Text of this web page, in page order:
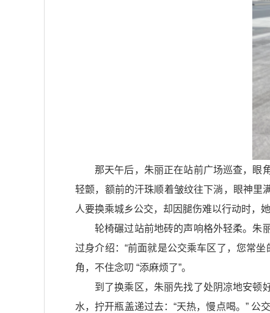
那天午后，朱丽正在站前广场巡查，眼
轻颤，额前的汗珠顺着皱纹往下淌，眼神里
人要换乘城乡公交，却因腿伤难以行动时，
轮椅碾过站前地砖的声响格外轻柔。朱
过身介绍：“前面就是公交乘车区了，您常
角，不住念叨 “添麻烦了”。​
到了换乘区，朱丽先找了处阴凉地安顿
水，拧开瓶盖递过去：“天热，慢点喝。” 公